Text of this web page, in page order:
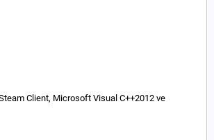
Client, Microsoft Visual C++2012 ve